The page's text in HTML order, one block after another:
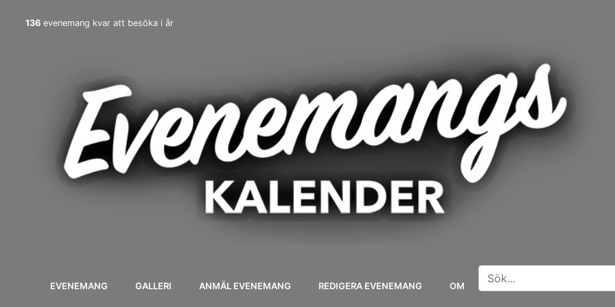
136 evenemang kvar att besöka i år
EVENEMANG GALLERI ANMÄL EVENEMANG REDIGERA EVENEMANG OM